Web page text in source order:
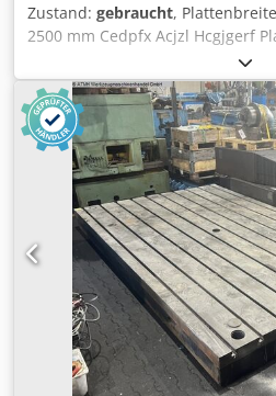
Zustand: gebraucht,
2500 mm Cedpfx Acjzl Hcgjgerf
Gewicht 6,2 kg STOLLE
4000x2500x300mm LxBxH: 4000
2 Plattenfelder: 20m²
- Höhe: 48 mm Plattendicke:
Randabstand: 124mm T-
Ich biete eine Aufspannplatte
ist eine zweite, baugleiche
Abmessungen vorhanden. Beide
und können bei Bedarf
kombiniert werden, um eine
schaffen. Die zweite
ebenfalls erhältlich. Bei
Fragen zur gemeinsamen
kontaktieren.